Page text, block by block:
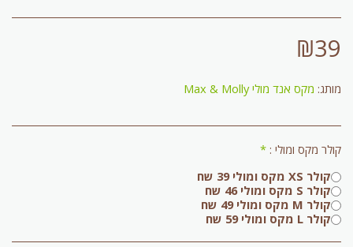
₪39
מותג: מקס אנד מולי Max & Molly
קולר מקס ומולי : *
קולר XS מקס ומולי 39 שח
קולר S מקס ומולי 46 שח
קולר M מקס ומולי 49 שח
קולר L מקס ומולי 59 שח